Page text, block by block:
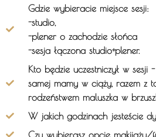
Gdzie wybieracie miejsce sesji:
-studio,
-plener o zachodzie słońca
-sesja łączona studio+plener.
Kto będzie uczestniczył w
samej mamy w ciąży, razem z
rodzeństwem maluszka w
W jakich godzinach jesteście
Czy wybierasz opcję makijażu/